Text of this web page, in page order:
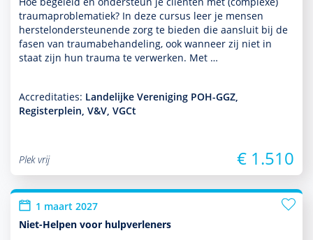
traumaproble­ma­tiek? In deze cursus leer je mensen
herstelonder­steunende zorg te bieden die aansluit bij de
fasen van traumabehan­del­ing, ook wanneer zij niet in
staat zijn hun trauma te verwerken. Met …
Accreditaties: Landelijke Vereniging POH-GGZ,
Registerplein, V&V, VGCt
Plek vrij € 1.510
1 maart 2027
Niet-Helpen voor hulpverleners